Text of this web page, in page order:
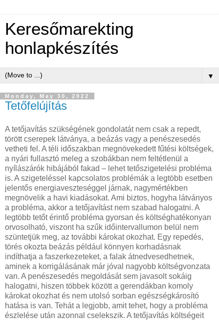
Keresőmarekting
honlapkészítés
▼
Monday, May 30, 2022
Tetőfelújítás
A tetőjavítás szükségének gondolatát nem csak a repedt,
törött cserepek látványa, a beázás vagy a penészesedés
vetheti fel. A téli időszakban megnövekedett fűtési költségek,
a nyári fullasztó meleg a szobákban nem feltétlenül a
nyílászárók hibájából fakad – lehet tetőszigetelési probléma
is. A szigeteléssel kapcsolatos problémák a legtöbb esetben
jelentős energiaveszteséggel járnak, nagymértékben
megnövelik a havi kiadásokat. Ami biztos, hogyha látványos
a probléma, akkor a tetőjavítást nem szabad halogatni. A
legtöbb tetőt érintő probléma gyorsan és költséghatékonyan
orvosolható, viszont ha szűk időintervallumon belül nem
szüntetjük meg, az további károkat okozhat. Egy repedés,
törés okozta beázás például könnyen korhadásnak
indíthatja a faszerkezeteket, a falak átnedvesedhetnek,
aminek a korrigálásának már jóval nagyobb költségvonzata
van. A penészesedés megoldását sem javasolt sokáig
halogatni, hiszen többek között a gerendákban komoly
károkat okozhat és nem utolsó sorban egészségkárosító
hatása is van. Tehát a legjobb, amit tehet, hogy a probléma
észlelése után azonnal cselekszik. A tetőjavítás költségeit